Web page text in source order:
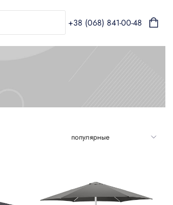
+38 (068) 841-00-48